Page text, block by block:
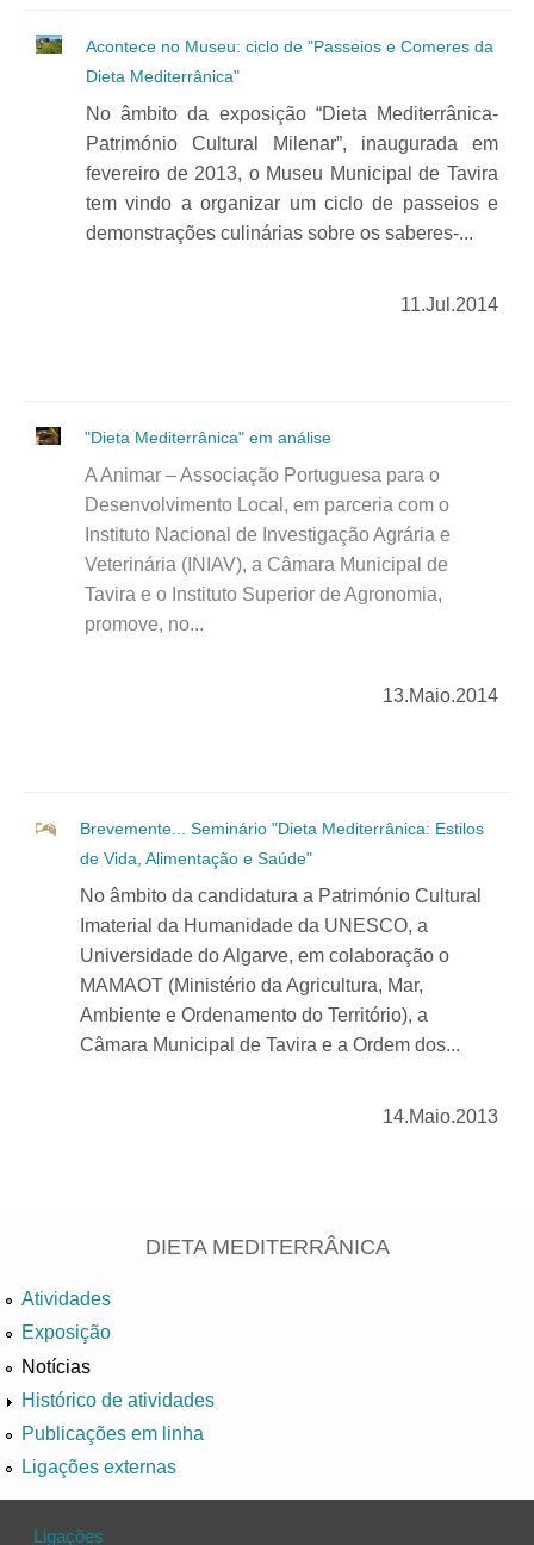
Acontece no Museu: ciclo de "Passeios e Comeres da
Dieta Mediterrânica"
No âmbito da exposição “Dieta Mediterrânica-
Património Cultural Milenar”, inaugurada em
fevereiro de 2013, o Museu Municipal de Tavira
tem vindo a organizar um ciclo de passeios e
demonstrações culinárias sobre os saberes-...
11.Jul.2014
"Dieta Mediterrânica" em análise
A Animar – Associação Portuguesa para o
Desenvolvimento Local, em parceria com o
Instituto Nacional de Investigação Agrária e
Veterinária (INIAV), a Câmara Municipal de
Tavira e o Instituto Superior de Agronomia,
promove, no...
13.Maio.2014
Brevemente... Seminário "Dieta Mediterrânica: Estilos
de Vida, Alimentação e Saúde"
No âmbito da candidatura a Património Cultural
Imaterial da Humanidade da UNESCO, a
Universidade do Algarve, em colaboração o
MAMAOT (Ministério da Agricultura, Mar,
Ambiente e Ordenamento do Território), a
Câmara Municipal de Tavira e a Ordem dos...
14.Maio.2013
DIETA MEDITERRÂNICA
Atividades
Exposição
Notícias
Histórico de atividades
Publicações em linha
Ligações externas
Ligações